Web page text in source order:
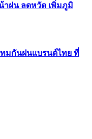
าฝน ลดหวัด เพิ่มภูมิ
ทมกันฝนแบรนด์ไทย ที่